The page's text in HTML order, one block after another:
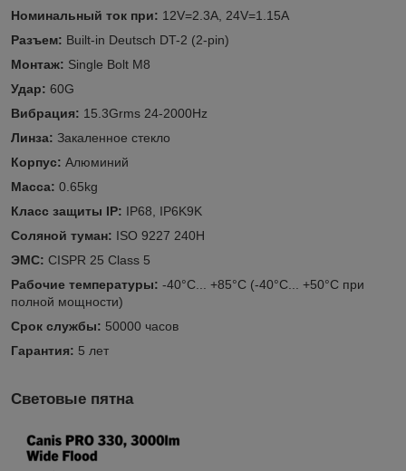
Номинальный ток при: 12V=2.3A, 24V=1.15A
Разъем: Built-in Deutsch DT-2 (2-pin)
Монтаж: Single Bolt M8
Удар: 60G
Вибрация: 15.3Grms 24-2000Hz
Линза: Закаленное стекло
Корпус: Алюминий
Масса: 0.65kg
Класс защиты IP: IP68, IP6K9K
Соляной туман: ISO 9227 240H
ЭМС: CISPR 25 Class 5
Рабочие температуры: -40°C... +85°C (-40°C... +50°C при
полной мощности)
Срок службы: 50000 часов
Гарантия: 5 лет
Световые пятна